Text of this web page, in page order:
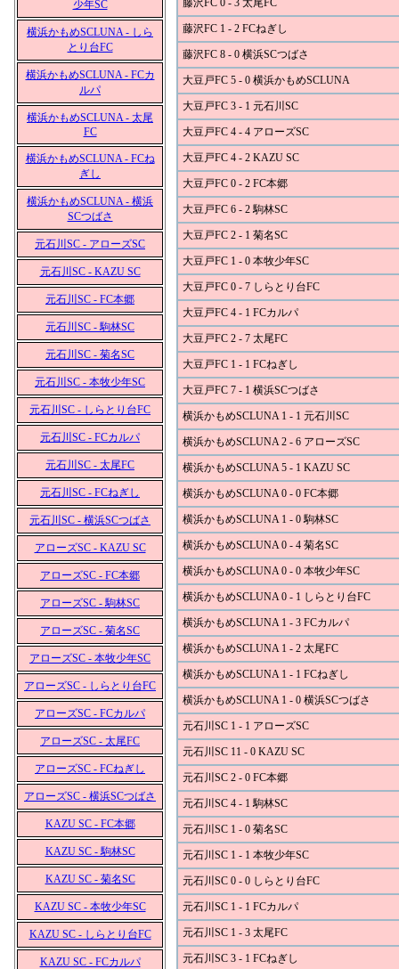
少年SC
横浜かもめSCLUNA - しら
とり台FC
横浜かもめSCLUNA - FCカ
ルパ
横浜かもめSCLUNA - 太尾
FC
横浜かもめSCLUNA - FCね
ぎし
横浜かもめSCLUNA - 横浜
SCつばさ
元石川SC - アローズSC
元石川SC - KAZU SC
元石川SC - FC本郷
元石川SC - 駒林SC
元石川SC - 菊名SC
元石川SC - 本牧少年SC
元石川SC - しらとり台FC
元石川SC - FCカルパ
元石川SC - 太尾FC
元石川SC - FCねぎし
元石川SC - 横浜SCつばさ
アローズSC - KAZU SC
アローズSC - FC本郷
アローズSC - 駒林SC
アローズSC - 菊名SC
アローズSC - 本牧少年SC
アローズSC - しらとり台FC
アローズSC - FCカルパ
アローズSC - 太尾FC
アローズSC - FCねぎし
アローズSC - 横浜SCつばさ
KAZU SC - FC本郷
KAZU SC - 駒林SC
KAZU SC - 菊名SC
KAZU SC - 本牧少年SC
KAZU SC - しらとり台FC
KAZU SC - FCカルパ
藤沢FC 0 - 3 太尾FC
藤沢FC 1 - 2 FCねぎし
藤沢FC 8 - 0 横浜SCつばさ
大豆戸FC 5 - 0 横浜かもめSCLUNA
大豆戸FC 3 - 1 元石川SC
大豆戸FC 4 - 4 アローズSC
大豆戸FC 4 - 2 KAZU SC
大豆戸FC 0 - 2 FC本郷
大豆戸FC 6 - 2 駒林SC
大豆戸FC 2 - 1 菊名SC
大豆戸FC 1 - 0 本牧少年SC
大豆戸FC 0 - 7 しらとり台FC
大豆戸FC 4 - 1 FCカルパ
大豆戸FC 2 - 7 太尾FC
大豆戸FC 1 - 1 FCねぎし
大豆戸FC 7 - 1 横浜SCつばさ
横浜かもめSCLUNA 1 - 1 元石川SC
横浜かもめSCLUNA 2 - 6 アローズSC
横浜かもめSCLUNA 5 - 1 KAZU SC
横浜かもめSCLUNA 0 - 0 FC本郷
横浜かもめSCLUNA 1 - 0 駒林SC
横浜かもめSCLUNA 0 - 4 菊名SC
横浜かもめSCLUNA 0 - 0 本牧少年SC
横浜かもめSCLUNA 0 - 1 しらとり台FC
横浜かもめSCLUNA 1 - 3 FCカルパ
横浜かもめSCLUNA 1 - 2 太尾FC
横浜かもめSCLUNA 1 - 1 FCねぎし
横浜かもめSCLUNA 1 - 0 横浜SCつばさ
元石川SC 1 - 1 アローズSC
元石川SC 11 - 0 KAZU SC
元石川SC 2 - 0 FC本郷
元石川SC 4 - 1 駒林SC
元石川SC 1 - 0 菊名SC
元石川SC 1 - 1 本牧少年SC
元石川SC 0 - 0 しらとり台FC
元石川SC 1 - 1 FCカルパ
元石川SC 1 - 3 太尾FC
元石川SC 3 - 1 FCねぎし